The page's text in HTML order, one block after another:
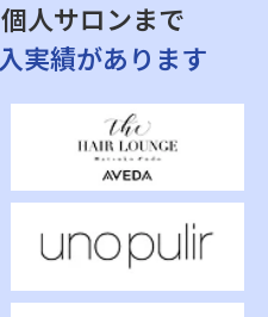
人サロンまで
実績があります